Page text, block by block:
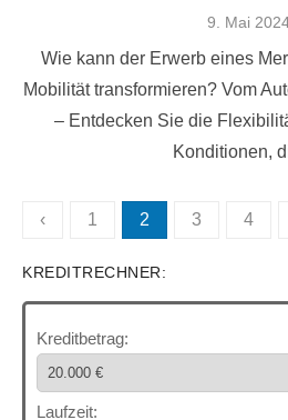
9. Mai
Wie kann der Erwerb eines
Mobilität transformieren? Vom
– Entdecken Sie die
Konditionen,
Seitennummerierung
Beiträge
‹ 1 2 3 4
KREDITRECHNER:
Kreditbetrag:
Laufzeit: